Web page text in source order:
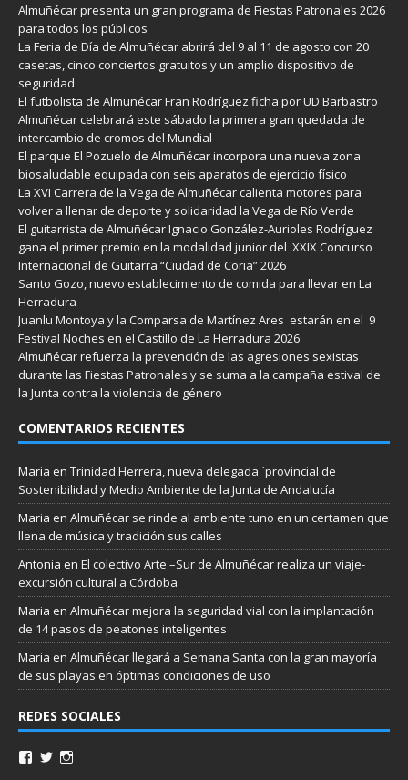
Almuñécar presenta un gran programa de Fiestas Patronales 2026
para todos los públicos
La Feria de Día de Almuñécar abrirá del 9 al 11 de agosto con 20
casetas, cinco conciertos gratuitos y un amplio dispositivo de
seguridad
El futbolista de Almuñécar Fran Rodríguez ficha por UD Barbastro
Almuñécar celebrará este sábado la primera gran quedada de
intercambio de cromos del Mundial
El parque El Pozuelo de Almuñécar incorpora una nueva zona
biosaludable equipada con seis aparatos de ejercicio físico
La XVI Carrera de la Vega de Almuñécar calienta motores para
volver a llenar de deporte y solidaridad la Vega de Río Verde
El guitarrista de Almuñécar Ignacio González-Aurioles Rodríguez
gana el primer premio en la modalidad junior del XXIX Concurso
Internacional de Guitarra “Ciudad de Coria” 2026
Santo Gozo, nuevo establecimiento de comida para llevar en La
Herradura
Juanlu Montoya y la Comparsa de Martínez Ares estarán en el 9
Festival Noches en el Castillo de La Herradura 2026
Almuñécar refuerza la prevención de las agresiones sexistas
durante las Fiestas Patronales y se suma a la campaña estival de
la Junta contra la violencia de género
COMENTARIOS RECIENTES
Maria en Trinidad Herrera, nueva delegada `provincial de
Sostenibilidad y Medio Ambiente de la Junta de Andalucía
Maria en Almuñécar se rinde al ambiente tuno en un certamen que
llena de música y tradición sus calles
Antonia en El colectivo Arte –Sur de Almuñécar realiza un viaje-
excursión cultural a Córdoba
Maria en Almuñécar mejora la seguridad vial con la implantación
de 14 pasos de peatones inteligentes
Maria en Almuñécar llegará a Semana Santa con la gran mayoría
de sus playas en óptimas condiciones de uso
REDES SOCIALES